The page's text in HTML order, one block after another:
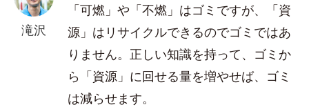
滝沢
「可燃」や「不燃」はゴミですが、「資
源」はリサイクルできるのでゴミではあ
りません。正しい知識を持って、ゴミか
ら「資源」に回せる量を増やせば、ゴミ
は減らせます。